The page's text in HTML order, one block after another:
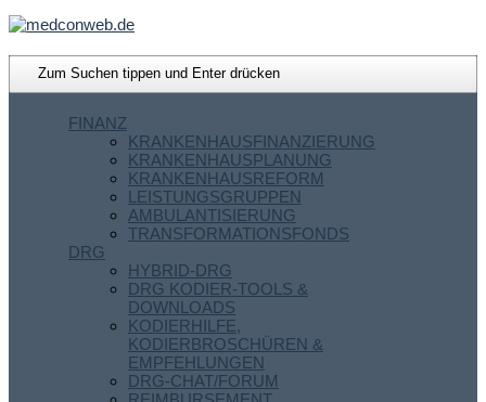
FINANZ
KRANKENHAUSFINANZIERUNG
KRANKENHAUSPLANUNG
KRANKENHAUSREFORM
LEISTUNGSGRUPPEN
AMBULANTISIERUNG
TRANSFORMATIONSFONDS
DRG
HYBRID-DRG
DRG KODIER-TOOLS &
DOWNLOADS
KODIERHILFE,
KODIERBROSCHÜREN &
EMPFEHLUNGEN
DRG-CHAT/FORUM